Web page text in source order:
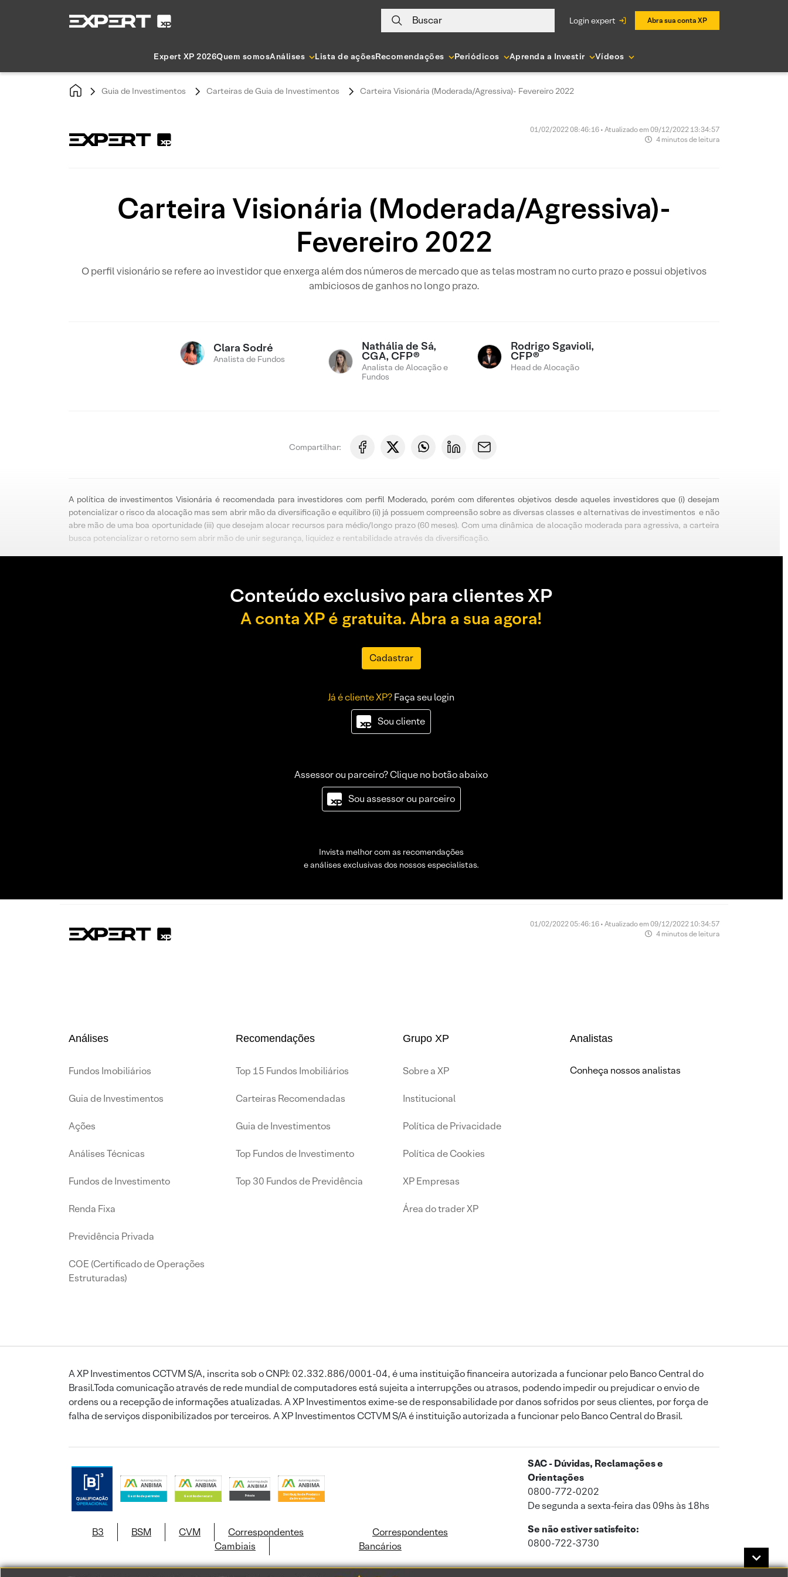
Buscar login expert Abra sua conta XP
Expert XP 2026Quem somosAnálises Lista de açõesRecomendações Periódicos Aprenda a Investir Vídeos
Guia de Investimentos Carteiras de Guia de Investimentos Carteira Visionária (Moderada/Agressiva)- Fevereiro 2022
01/02/2022 08:46:16 • Atualizado em 09/12/2022 13:34:57
4 minutos de leitura
Carteira Visionária (Moderada/Agressiva)-
Fevereiro 2022
O perfil visionário se refere ao investidor que enxerga além dos números de mercado que as telas mostram no curto prazo e possui objetivos
ambiciosos de ganhos no longo prazo.
Clara Sodré
Analista de Fundos
Nathália de Sá,
CGA, CFP®
Analista de Alocação e
Fundos
Rodrigo Sgavioli,
CFP®
Head de Alocação
Compartilhar:
A política de investimentos Visionária é recomendada para investidores com perfil Moderado, porém com diferentes objetivos desde aqueles investidores que (i) desejam
potencializar o risco da alocação mas sem abrir mão da diversificação e equilibro (ii) já possuem compreensão sobre as diversas classes e alternativas de investimentos e não
abre mão de uma boa oportunidade (iii) que desejam alocar recursos para médio/longo prazo (60 meses). Com uma dinâmica de alocação moderada para agressiva, a carteira
busca potencializar o retorno sem abrir mão de unir segurança, liquidez e rentabilidade através da diversificação.
Conteúdo exclusivo para clientes XP
A conta XP é gratuita. Abra a sua agora!
Cadastrar
Já é cliente XP?Faça seu login
Sou cliente
Assessor ou parceiro? Clique no botão abaixo
Sou assessor ou parceiro
Invista melhor com as recomendações
e análises exclusivas dos nossos especialistas.
01/02/2022 05:46:16 • Atualizado em 09/12/2022 10:34:57
4 minutos de leitura
Análises
Fundos Imobiliários
Guia de Investimentos
Ações
Análises Técnicas
Fundos de Investimento
Renda Fixa
Previdência Privada
COE (Certificado de Operações
Estruturadas)
Recomendações
Top 15 Fundos Imobiliários
Carteiras Recomendadas
Guia de Investimentos
Top Fundos de Investimento
Top 30 Fundos de Previdência
Grupo XP
Sobre a XP
Institucional
Política de Privacidade
Política de Cookies
XP Empresas
Área do trader XP
Analistas
Conheça nossos analistas
A XP Investimentos CCTVM S/A, inscrita sob o CNPJ: 02.332.886/0001-04, é uma instituição financeira autorizada a funcionar pelo Banco Central do
Brasil.Toda comunicação através de rede mundial de computadores está sujeita a interrupções ou atrasos, podendo impedir ou prejudicar o envio de
ordens ou a recepção de informações atualizadas. A XP Investimentos exime-se de responsabilidade por danos sofridos por seus clientes, por força de
falha de serviços disponibilizados por terceiros. A XP Investimentos CCTVM S/A é instituição autorizada a funcionar pelo Banco Central do Brasil.
B3 BSM CVM
Correspondentes
Cambiais
Correspondentes
Bancários
SAC - Dúvidas, Reclamações e
Orientações
0800-772-0202
De segunda a sexta-feira das 09hs às 18hs
Se não estiver satisfeito:
0800-722-3730